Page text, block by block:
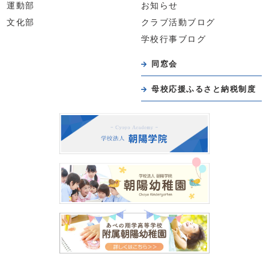
運動部
文化部
お知らせ
クラブ活動ブログ
学校行事ブログ
同窓会
母校応援ふるさと納税制度